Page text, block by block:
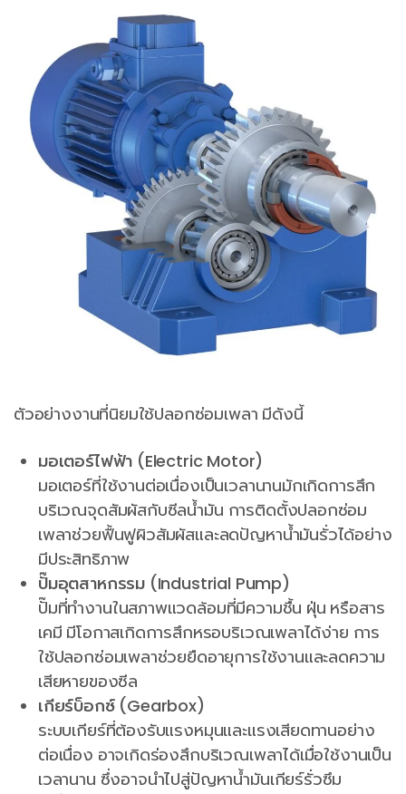
ตัวอย่างงานที่นิยมใช้ปลอกซ่อมเพลา มีดังนี้
มอเตอร์ไฟฟ้า (Electric Motor)
มอเตอร์ที่ใช้งานต่อเนื่องเป็นเวลานานมักเกิดการสึก
บริเวณจุดสัมผัสกับซีลน้ำมัน การติดตั้งปลอกซ่อม
เพลาช่วยฟื้นฟูผิวสัมผัสและลดปัญหาน้ำมันรั่วได้อย่าง
มีประสิทธิภาพ
ปั๊มอุตสาหกรรม (Industrial Pump)
ปั๊มที่ทำงานในสภาพแวดล้อมที่มีความชื้น ฝุ่น หรือสาร
เคมี มีโอกาสเกิดการสึกหรอบริเวณเพลาได้ง่าย การ
ใช้ปลอกซ่อมเพลาช่วยยืดอายุการใช้งานและลดความ
เสียหายของซีล
เกียร์บ็อกซ์ (Gearbox)
ระบบเกียร์ที่ต้องรับแรงหมุนและแรงเสียดทานอย่าง
ต่อเนื่อง อาจเกิดร่องสึกบริเวณเพลาได้เมื่อใช้งานเป็น
เวลานาน ซึ่งอาจนำไปสู่ปัญหาน้ำมันเกียร์รั่วซึม